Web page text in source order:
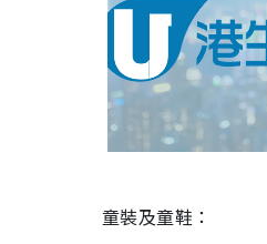
童裝及童鞋：